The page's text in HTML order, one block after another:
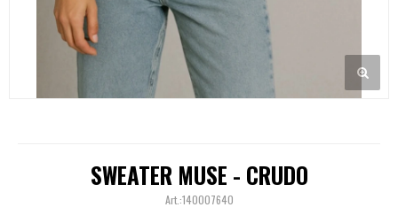
SWEATER MUSE - CRUDO
140007640